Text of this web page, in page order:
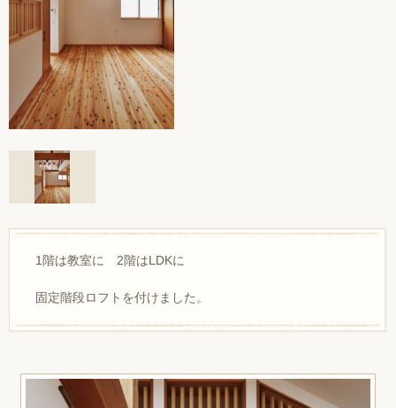
1階は教室に 2階はLDKに
固定階段ロフトを付けました。